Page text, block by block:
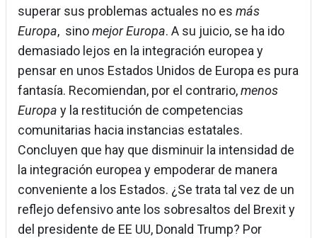
superar sus problemas actuales no es más
Europa, sinomejor Europa. A su juicio, se ha ido
demasiado lejos en la integración europea y
pensar en unos Estados Unidos de Europa es pura
fantasía. Recomiendan, por el contrario,menos
Europa y la restitución de competencias
comunitarias hacia instancias estatales.
Concluyen que hay que disminuir la intensidad de
la integración europea y empoderar de manera
conveniente a los Estados. ¿Se trata tal vez de un
reflejo defensivo ante los sobresaltos del Brexit y
del presidente de EE UU, Donald Trump? Por